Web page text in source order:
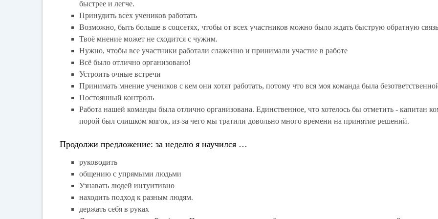
быстрее и легче.
Принудить всех учеников работать
Возможно, быть больше в соцсетях, чтобы от всех участников можно было ждать быструю обратную
Твоё мнение может не сходится с чужим.
Нужно, чтобы все участники работали слаженно и принимали участие в работе
Всё было отлично организовано!
Устроить очные встречи
Принимать мнение учеников с кем они хотят работать, потому что вся моя команда была
Постоянный контроль
Работа нашей команды была отлично организована. Единственное, что хотелось бы отметить - капитан
порой был слишком мягок, из-за чего мы тратили довольно много времени на принятие решений.
Продолжи предложение: за неделю я научился …
руководить
общению с упрямыми людьми
Узнавать людей интуитивно
находить подход к разным людям.
держать себя в руках